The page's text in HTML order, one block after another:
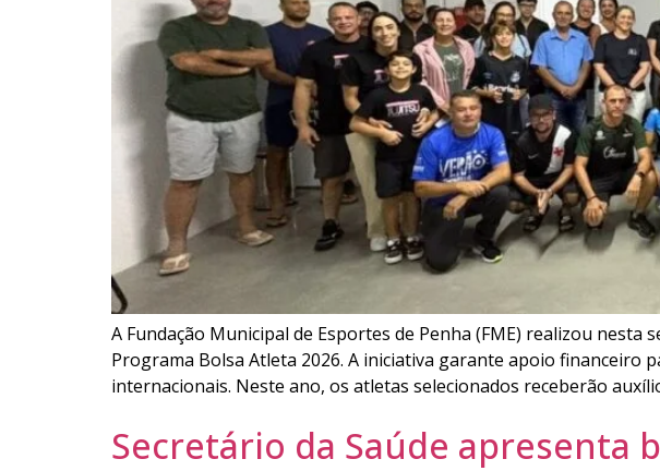
A Fundação Municipal de Esportes de Penha (FME) realizou
Programa Bolsa Atleta 2026. A iniciativa garante apoio financeiro
internacionais. Neste ano, os atletas selecionados receberão
Secretário da Saúde apresenta